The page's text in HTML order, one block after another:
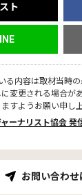
ト
る内容は取材当時
変更される場合が
すようお願い申し上
ャーナリスト協会 発
お問い合わせ